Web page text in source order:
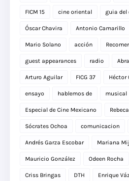
FICM 15 cine oriental guia
Óscar Chavira Antonio Camarillo
Mario Solano acción
guest appearances radio
Arturo Aguilar FICG 37 Héctor
ensayo hablemos de musical
Especial de Cine Mexicano
Sócrates Ochoa comunicacion
Andrés Garza Escobar Mariana
Mauricio González Odeen Rocha
Criss Bringas DTH Enrique